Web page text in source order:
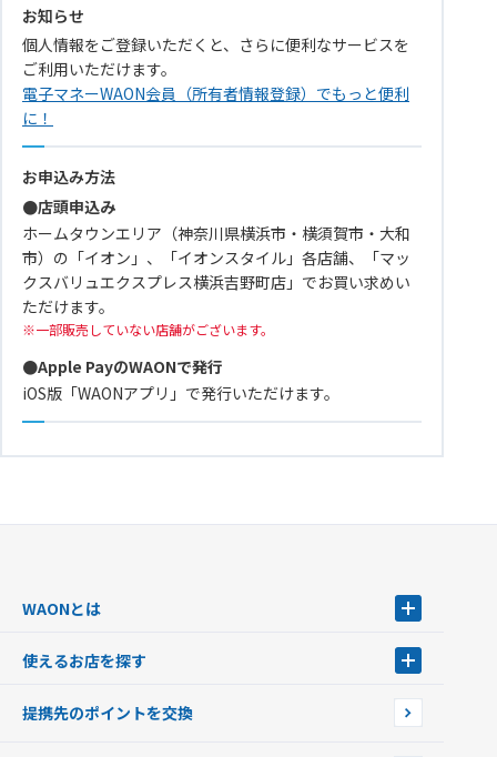
お知らせ
個人情報をご登録いただくと、さらに便利なサービスを
ご利用いただけます。
電子マネーWAON会員（所有者情報登録）でもっと便利
に！
お申込み方法
●店頭申込み
ホームタウンエリア（神奈川県横浜市・横須賀市・大和
市）の「イオン」、「イオンスタイル」各店舗、「マッ
クスバリュエクスプレス横浜吉野町店」でお買い求めい
ただけます。
一部販売していない店舗がございます。
●Apple PayのWAONで発行
iOS版「WAONアプリ」で発行いただけます。
WAONとは
WAONを申込む
インターネット上でのお買い物について（ネット決済）
使えるお店を探す
店舗検索
提携先のポイントを交換